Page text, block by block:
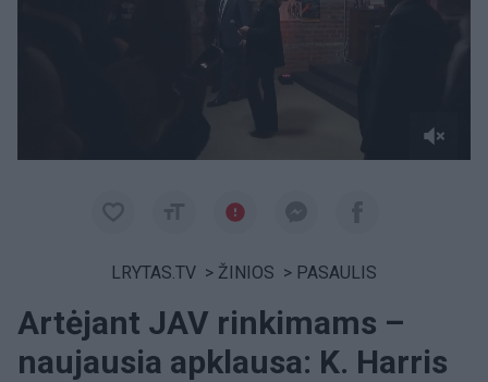
LRYTAS.TV > ŽINIOS > PASAULIS
Artėjant JAV rinkimams –
naujausia apklausa: K. Harris